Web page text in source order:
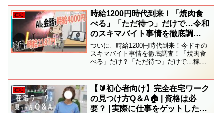
在宅
時給1200円時代到来！「焼肉食
べる」「ただ待つ」だけで…令和
のスキマバイト事情を徹底調
査！ 「働いて70％オフ」になる
お得な特典も！｜
TBS NEWS DIG
ついに、時給1200円時代到来！今ドキの
スキマバイト事情を徹底調査！「焼肉食
べる」だけ？「ただ待つ」だけで…稼げ
タが調べて来ました。
▼TBS NEWS DIG 公式サ...
在宅
【🔰初心者向け】完全在宅ワーク
の見つけ方Q＆A🏠 | 資格は必
要？ | 実際に仕事をゲットしたア